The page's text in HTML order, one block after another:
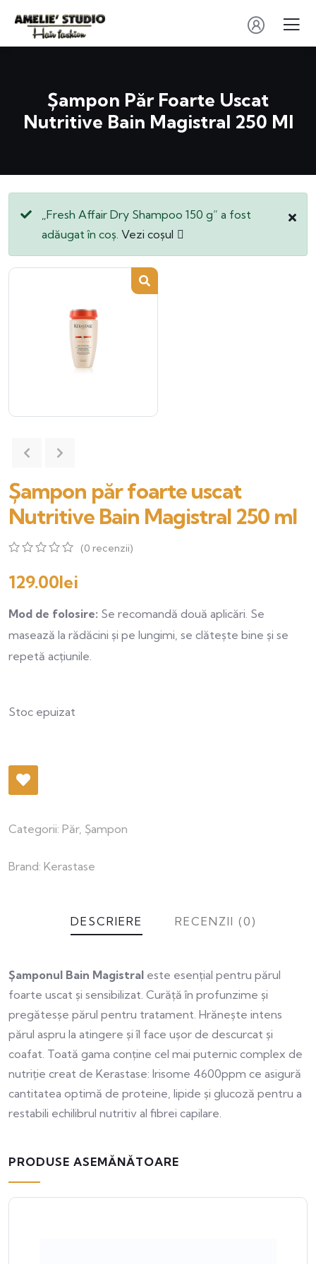
Șampon Păr Foarte Uscat
Nutritive Bain Magistral 250 Ml
„Fresh Affair Dry Shampoo 150 g” a fost
adăugat în coș. Vezi coșul
Șampon păr foarte uscat
Nutritive Bain Magistral 250 ml
out
of
on
ratings
(0 recenzii)
129.00lei
Mod de folosire: Se recomandă două aplicări. Se
masează la rădăcini și pe lungimi, se clătește bine și se
repetă acțiunile.
Stoc epuizat
Categorii: Păr, Șampon
Brand: Kerastase
DESCRIERE RECENZII (0)
Șamponul Bain Magistral este esențial pentru părul
foarte uscat și sensibilizat. Curăță în profunzime și
pregătesșe părul pentru tratament. Hrănește intens
părul aspru la atingere și îl face ușor de descurcat și
coafat. Toată gama conține cel mai puternic complex de
nutriție creat de Kerastase: Irisome 4600ppm ce asigură
cantitatea optimă de proteine, lipide și glucoză pentru a
restabili echilibrul nutritiv al fibrei capilare.
PRODUSE ASEMĂNĂTOARE